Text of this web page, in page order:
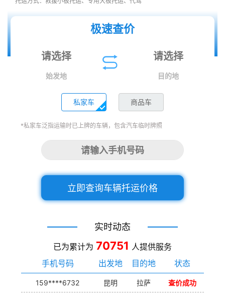
极速查价
始发地 目的地
私家车 商品车
*私家车泛指运输时已上牌的车辆，包含汽车临时牌照
立即查询车辆托运价格
实时动态
已为累计为 70751 人提供服务
手机号码
出发地 目的地 状态
159****6732 昆明 拉萨 查价成功